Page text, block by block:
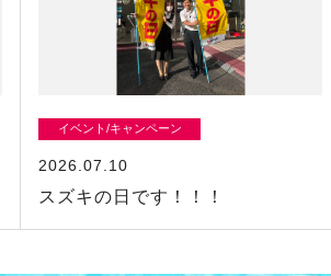
イベント/キャンペーン
2026.07.10
スズキの日です！！！